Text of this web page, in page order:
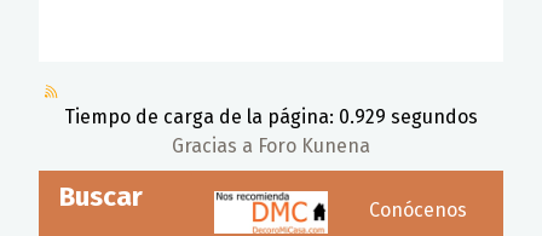
Tiempo de carga de la página: 0.929 segundos
Gracias a Foro Kunena
Buscar
Conócenos